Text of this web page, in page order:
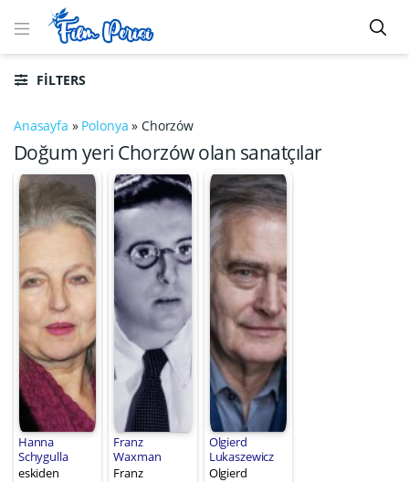
FILTERS
Anasayfa » Polonya »Chorzów
Doğum yeri Chorzów olan sanatçılar
Hanna
Schygulla
eskiden
Franz
Waxman
Franz
Olgierd
Lukaszewicz
Olgierd